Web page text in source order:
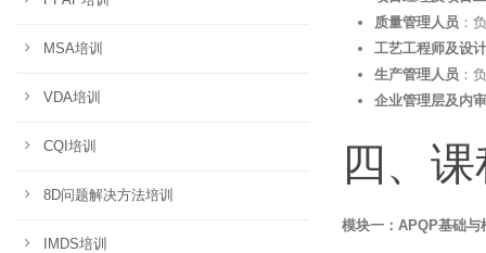
质量管理人员 ：
工艺工程师及设
生产管理人员 ：
企业管理层及内
四、
模块一：APQP基础与
MSA培训
VDA培训
CQI培训
8D问题解决方法培训
IMDS培训